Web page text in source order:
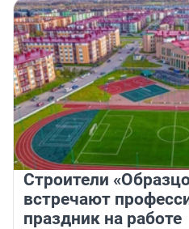
Строители
встречают
праздник на работе